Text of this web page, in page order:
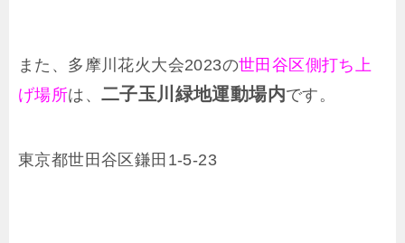
また、多摩川花火大会2023の世田谷区側打ち上
げ場所は、二子玉川緑地運動場内です。
東京都世田谷区鎌田1-5-23